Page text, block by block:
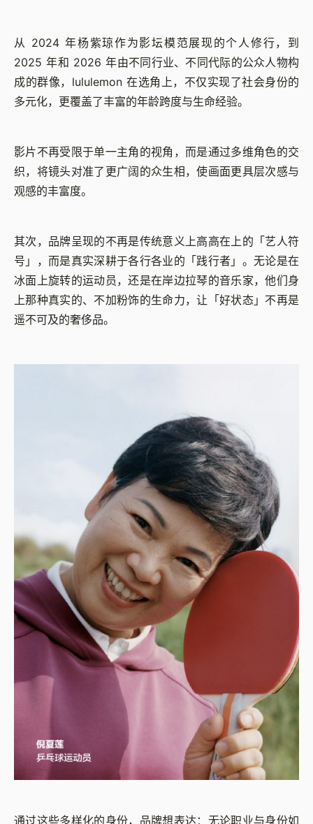
从 2024 年杨紫琼作为影坛模范展现的个人修行，到
2025 年和 2026 年由不同行业、不同代际的公众人物构
成的群像，lululemon 在选角上，不仅实现了社会身份的
多元化，更覆盖了丰富的年龄跨度与生命经验。
影片不再受限于单一主角的视角，而是通过多维角色的交
织，将镜头对准了更广阔的众生相，使画面更具层次感与
观感的丰富度。
其次，品牌呈现的不再是传统意义上高高在上的「艺人符
号」，而是真实深耕于各行各业的「践行者」。无论是在
冰面上旋转的运动员，还是在岸边拉琴的音乐家，他们身
上那种真实的、不加粉饰的生命力，让「好状态」不再是
遥不可及的奢侈品。
通过这些多样化的身份，品牌想表达：无论职业与身份如